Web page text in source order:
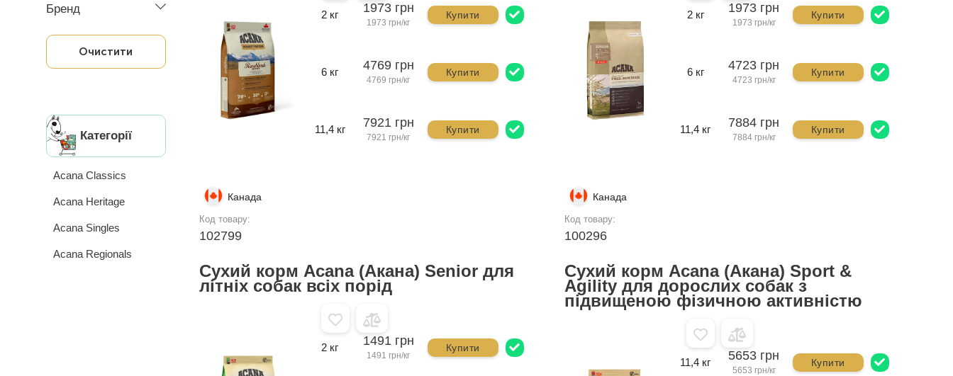
Бренд
Очистити
Категорії
Acana Classics
Acana Heritage
Acana Singles
Acana Regionals
Канада
Код товару:
102799
2 кг 1973 грн
1973 грн/кг
Купити
6 кг 4769 грн
4769 грн/кг
Купити
11,4 кг 7921 грн
7921 грн/кг
Купити
Канада
Код товару:
100296
2 кг 1973 грн
1973 грн/кг
Купити
6 кг 4723 грн
4723 грн/кг
Купити
11,4 кг 7884 грн
7884 грн/кг
Купити
Сухий корм Acana (Акана) Senior для
літніх собак всіх порід
2 кг 1491 грн
1491 грн/кг
Купити
Сухий корм Acana (Акана) Sport &
Agility для дорослих собак з
підвищеною фізичною активністю
11,4 кг 5653 грн
5653 грн/кг
Купити